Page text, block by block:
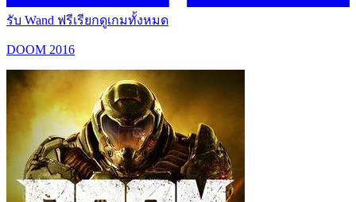
รับ Wand ฟรีเรียกดูเกมทั้งหมด
DOOM 2016